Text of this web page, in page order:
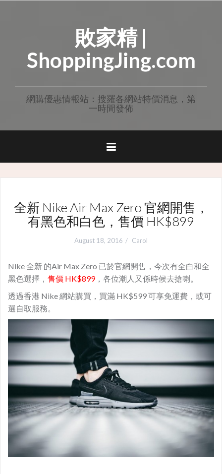
敗家精 |
ShoppingJing.com
網購優惠情報站：搜羅各網站特價消息，第
一時間發佈
全新 Nike Air Max Zero 官網開售，
有黑色和白色，售價 HK$899
August 18, 2016 Carol
Nike 全新 的Air Max Zero 已於官網開售，今次有全白和全
黑色選擇， 售價 HK$899，各位潮人又係時候去搶喇。
透過香港 Nike 網站購買，買滿 HK$599 可享免運費，或可
選自取服務。